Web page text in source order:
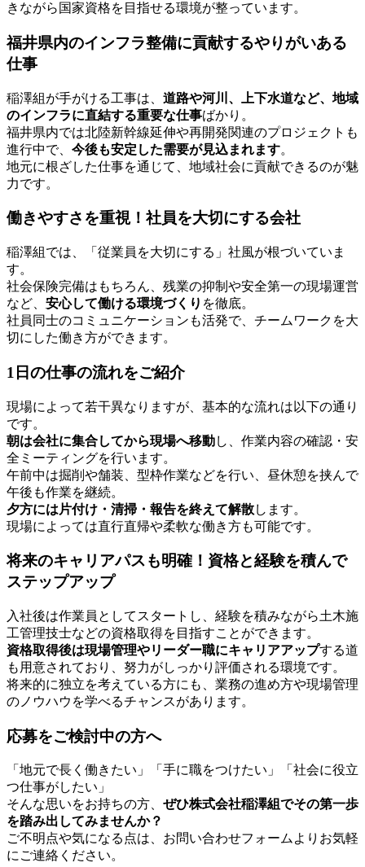
きながら国家資格を目指せる環境が整っています。
福井県内のインフラ整備に貢献するやりがいある
仕事
稲澤組が手がける工事は、 道路や河川、上下水道など、地域
のインフラに直結する重要な仕事ばかり。
福井県内では北陸新幹線延伸や再開発関連のプロジェクトも
進行中で、 今後も安定した需要が見込まれます。
地元に根ざした仕事を通じて、地域社会に貢献できるのが魅
力です。
働きやすさを重視！社員を大切にする会社
稲澤組では、「従業員を大切にする」社風が根づいていま
す。
社会保険完備はもちろん、残業の抑制や安全第一の現場運営
など、 安心して働ける環境づくり を徹底。
社員同士のコミュニケーションも活発で、チームワークを大
切にした働き方ができます。
1日の仕事の流れをご紹介
現場によって若干異なりますが、基本的な流れは以下の通り
です。
朝は会社に集合してから現場へ移動し、作業内容の確認・安
全ミーティングを行います。
午前中は掘削や舗装、型枠作業などを行い、昼休憩を挟んで
午後も作業を継続。
夕方には片付け・清掃・報告を終えて解散します。
現場によっては直行直帰や柔軟な働き方も可能です。
将来のキャリアパスも明確！資格と経験を積んで
ステップアップ
入社後は作業員としてスタートし、経験を積みながら土木施
工管理技士などの資格取得を目指すことができます。
資格取得後は現場管理やリーダー職にキャリアアップする道
も用意されており、努力がしっかり評価される環境です。
将来的に独立を考えている方にも、業務の進め方や現場管理
のノウハウを学べるチャンスがあります。
応募をご検討中の方へ
「地元で長く働きたい」「手に職をつけたい」「社会に役立
つ仕事がしたい」
そんな思いをお持ちの方、 ぜひ株式会社稲澤組でその第一歩
を踏み出してみませんか？
ご不明点や気になる点は、お問い合わせフォームよりお気軽
にご連絡ください。